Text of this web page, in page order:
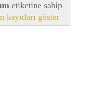
etiketine sahip
kayıtları göster